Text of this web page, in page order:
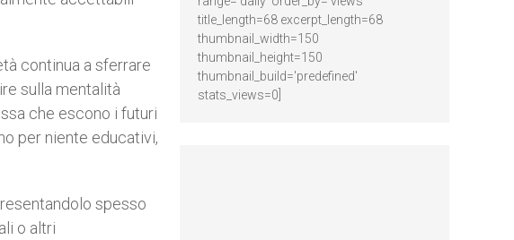
continua a sferrare
sulla mentalità
che escono i futuri
per niente educativi,
spesso
o altri
title_length=68 excerpt_length=68
thumbnail_width=150
thumbnail_height=150
thumbnail_build='predefined'
stats_views=0]